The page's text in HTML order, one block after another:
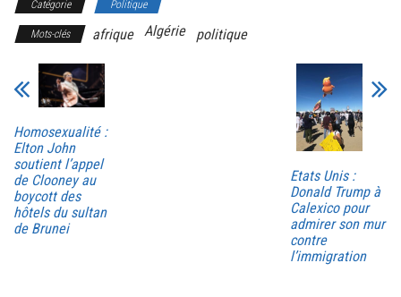
Catégorie Politique
Mots-clés afrique Algérie politique
Homosexualité :
Elton John
soutient l’appel
de Clooney au
boycott des
hôtels du sultan
de Brunei
Etats Unis :
Donald Trump à
Calexico pour
admirer son mur
contre
l’immigration